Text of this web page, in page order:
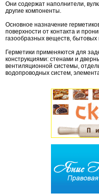
Они содержат наполнители,
другие компоненты.
Основное назначение
поверхности от контакта и
газообразных веществ, бытовых
Герметики применяются для
конструкциями: стенами и
вентиляционной системы,
водопроводных систем,